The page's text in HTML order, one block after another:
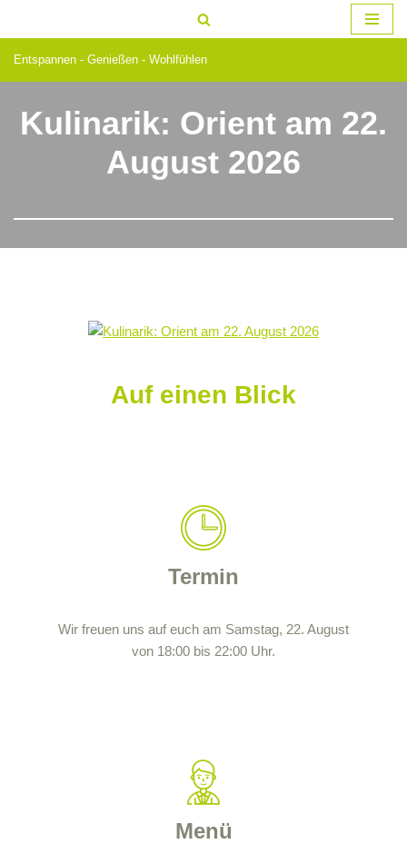
Inhalt
Entspannen - Genießen - Wohlfühlen
Kulinarik: Orient am 22.
August 2026
Auf einen Blick
Termin
Wir freuen uns auf euch am Samstag, 22. August
von 18:00 bis 22:00 Uhr.
Menü